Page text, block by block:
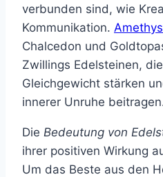
verbunden sind, wie
Kommunikation.
Chalcedon und
Zwillings Edelsteinen,
Gleichgewicht stärken
innerer Unruhe
Die Bedeutung von
ihrer positiven Wirkung
Um das Beste aus den